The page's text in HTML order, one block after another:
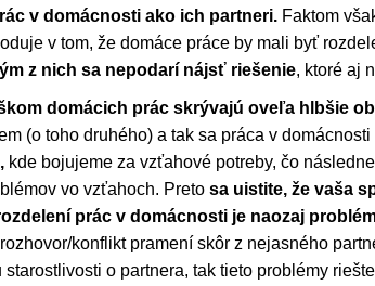
v domácnosti ako ich partneri. Faktom
v tom, že domáce práce by mali byť
z nich sa nepodarí nájsť riešenie, ktoré aj
domácich prác skrývajú oveľa hlbšie
(o toho druhého) a tak sa práca v
kde bojujeme za vzťahové potreby, čo
vo vzťahoch. Preto sa uistite, že vaša
prác v domácnosti je naozaj
konflikt pramení skôr z nejasného
o partnera, tak tieto problémy